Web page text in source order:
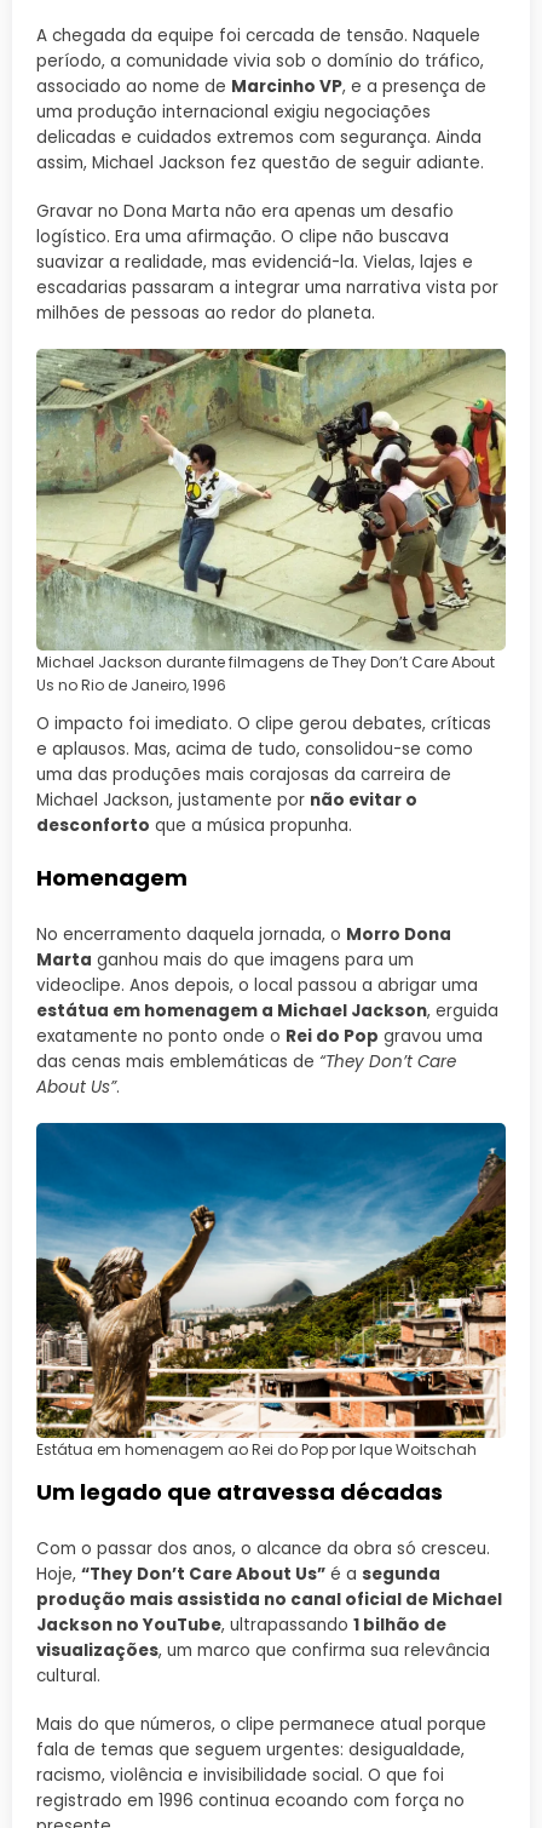
A chegada da equipe foi cercada de tensão. Naquele
período, a comunidade vivia sob o domínio do tráfico,
associado ao nome de Marcinho VP, e a presença de
uma produção internacional exigiu negociações
delicadas e cuidados extremos com segurança. Ainda
assim, Michael Jackson fez questão de seguir adiante.
Gravar no Dona Marta não era apenas um desafio
logístico. Era uma afirmação. O clipe não buscava
suavizar a realidade, mas evidenciá-la. Vielas, lajes e
escadarias passaram a integrar uma narrativa vista por
milhões de pessoas ao redor do planeta.
Michael Jackson durante filmagens de They Don’t Care About
Us no Rio de Janeiro, 1996
O impacto foi imediato. O clipe gerou debates, críticas
e aplausos. Mas, acima de tudo, consolidou-se como
uma das produções mais corajosas da carreira de
Michael Jackson, justamente por não evitar o
desconforto que a música propunha.
Homenagem
No encerramento daquela jornada, o Morro Dona
Marta ganhou mais do que imagens para um
videoclipe. Anos depois, o local passou a abrigar uma
estátua em homenagem a Michael Jackson, erguida
exatamente no ponto onde o Rei do Pop gravou uma
das cenas mais emblemáticas de “They Don’t Care
About Us”.
Estátua em homenagem ao Rei do Pop por Ique Woitschah
Um legado que atravessa décadas
Com o passar dos anos, o alcance da obra só cresceu.
Hoje, “They Don’t Care About Us” é a segunda
produção mais assistida no canal oficial de Michael
Jackson no YouTube, ultrapassando 1 bilhão de
visualizações, um marco que confirma sua relevância
cultural.
Mais do que números, o clipe permanece atual porque
fala de temas que seguem urgentes: desigualdade,
racismo, violência e invisibilidade social. O que foi
registrado em 1996 continua ecoando com força no